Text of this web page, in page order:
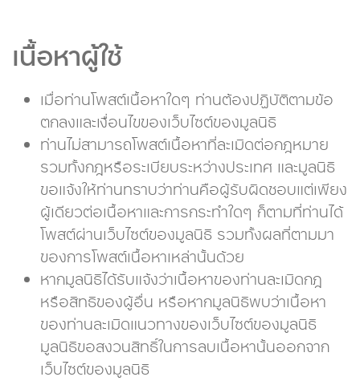
เนื้อหาผู้ใช้
เมื่อท่านโพสต์เนื้อหาใดๆ ท่านต้องปฏิบัติตามข้อ
ตกลงและเงื่อนไขของเว็บไซต์ของมูลนิธิ
ท่านไม่สามารถโพสต์เนื้อหาที่ละเมิดต่อกฎหมาย
รวมทั้งกฎหรือระเบียบระหว่างประเทศ และมูลนิธิ
ขอแจ้งให้ท่านทราบว่าท่านคือผู้รับผิดชอบแต่เพียง
ผู้เดียวต่อเนื้อหาและการกระทำใดๆ ก็ตามที่ท่านได้
โพสต์ผ่านเว็บไซต์ของมูลนิธิ รวมทั้งผลที่ตามมา
ของการโพสต์เนื้อหาเหล่านั้นด้วย
หากมูลนิธิได้รับแจ้งว่าเนื้อหาของท่านละเมิดกฎ
หรือสิทธิของผู้อื่น หรือหากมูลนิธิพบว่าเนื้อหา
ของท่านละเมิดแนวทางของเว็บไซต์ของมูลนิธิ
มูลนิธิขอสงวนสิทธิ์ในการลบเนื้อหานั้นออกจาก
เว็บไซต์ของมูลนิธิ